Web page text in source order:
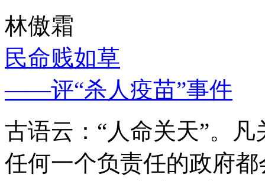
林傲霜
民命贱如草
——评“杀人疫苗”事件
古语云：“人命关天”。
任何一个负责任的政府